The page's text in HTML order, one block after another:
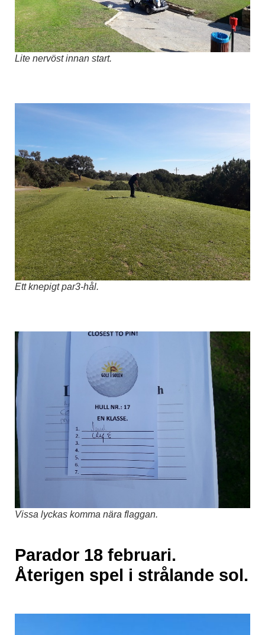
Lite nervöst innan start.
Ett knepigt par3-hål.
Vissa lyckas komma nära flaggan.
Parador 18 februari.
Återigen spel i strålande sol.